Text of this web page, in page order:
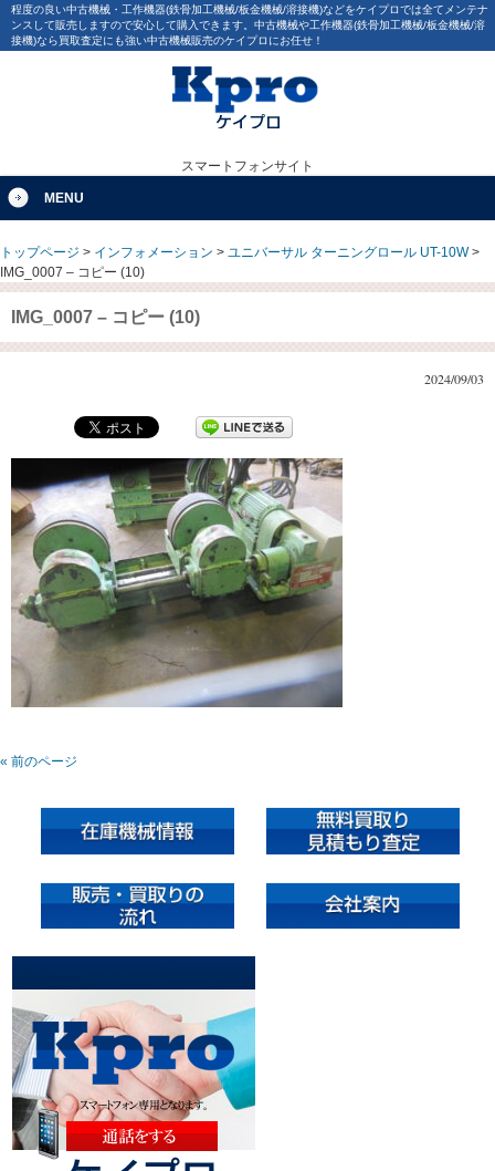
程度の良い中古機械・工作機器(鉄骨加工機械/板金機械/溶接機)などをケイプロでは全てメンテナ
ンスして販売しますので安心して購入できます。中古機械や工作機器(鉄骨加工機械/板金機械/溶
接機)なら買取査定にも強い中古機械販売のケイプロにお任せ！
スマートフォンサイト
MENU
トップページ > インフォメーション > ユニバーサル ターニングロール UT-10W>
IMG_0007 – コピー (10)
IMG_0007 – コピー (10)
2024/09/03
« 前のページ